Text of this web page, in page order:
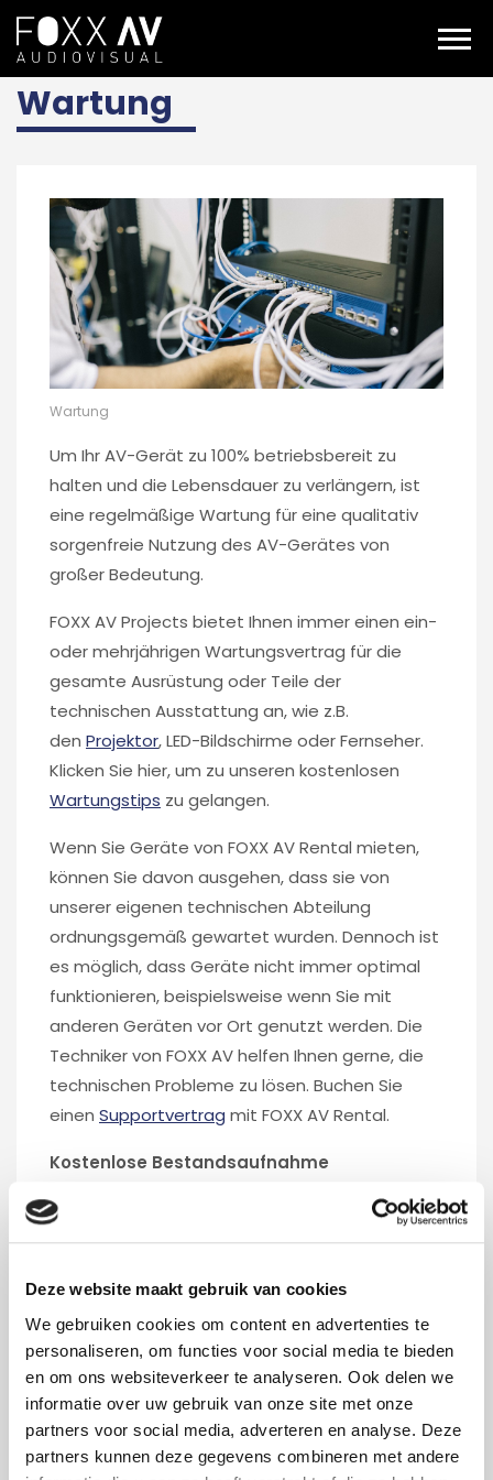
Deze website maakt gebruik van cookies
We gebruiken cookies om content en advertenties te
personaliseren, om functies voor social media te bieden
en om ons websiteverkeer te analyseren. Ook delen we
informatie over uw gebruik van onze site met onze
partners voor social media, adverteren en analyse. Deze
partners kunnen deze gegevens combineren met andere
DE Dienstleistungen
Wartung
Wartung
Um Ihr AV-Gerät zu 100% betriebsbereit zu
halten und die Lebensdauer zu verlängern, ist
eine regelmäßige Wartung für eine qualitativ
sorgenfreie Nutzung des AV-Gerätes von
großer Bedeutung.
FOXX AV Projects bietet Ihnen immer einen ein-
oder mehrjährigen Wartungsvertrag für die
gesamte Ausrüstung oder Teile der
technischen Ausstattung an, wie z.B.
den Projektor, LED-Bildschirme oder Fernseher.
Klicken Sie hier, um zu unseren kostenlosen
Wartungstips zu gelangen.
Wenn Sie Geräte von FOXX AV Rental mieten,
können Sie davon ausgehen, dass sie von
unserer eigenen technischen Abteilung
ordnungsgemäß gewartet wurden. Dennoch ist
es möglich, dass Geräte nicht immer optimal
funktionieren, beispielsweise wenn Sie mit
anderen Geräten vor Ort genutzt werden. Die
Techniker von FOXX AV helfen Ihnen gerne, die
technischen Probleme zu lösen. Buchen Sie
einen Supportvertrag mit FOXX AV Rental.
Kostenlose Bestandsaufnahme
Controller und Software. Das ist nur eine
Auswahl wartungsempfindlicher Produkte. Sind
Sie noch nicht mit FOXX AV im Geschäft, aber
regelmäßige Wartung Ihrer Systeme sparen
können?
Für eine kostenlose Bestandsaufnahme vor Ort
und einen individuellen Wartungsplan füllen Sie